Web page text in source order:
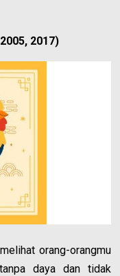
2017)
orang-orangmu
daya dan tidak